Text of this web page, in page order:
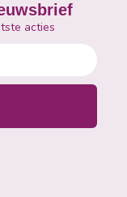
acties